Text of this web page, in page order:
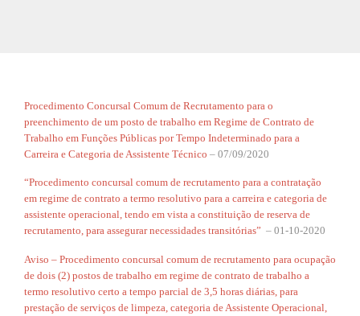
Procedimento Concursal Comum de Recrutamento para o
preenchimento de um posto de trabalho em Regime de Contrato de
Trabalho em Funções Públicas por Tempo Indeterminado para a
Carreira e Categoria de Assistente Técnico – 07/09/2020
“Procedimento concursal comum de recrutamento para a contratação
em regime de contrato a termo resolutivo para a carreira e categoria de
assistente operacional, tendo em vista a constituição de reserva de
recrutamento, para assegurar necessidades transitórias” – 01-10-2020
Aviso – Procedimento concursal comum de recrutamento para ocupação
de dois (2) postos de trabalho em regime de contrato de trabalho a
termo resolutivo certo a tempo parcial de 3,5 horas diárias, para
prestação de serviços de limpeza, categoria de Assistente Operacional,